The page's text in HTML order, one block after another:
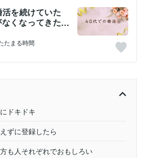
を続けていた
くなってきた
たまる時間
ドキドキ
ずに登録したら
も人それぞれでおもしろい